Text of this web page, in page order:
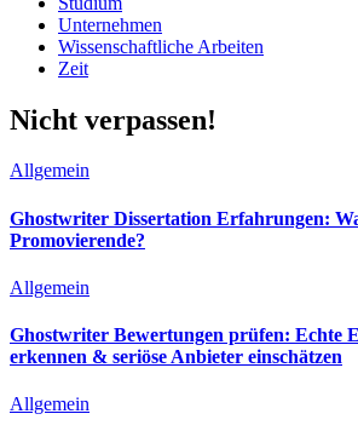
Unternehmen
Wissenschaftliche Arbeiten
Zeit
Nicht verpassen!
Allgemein
Ghostwriter Dissertation Erfahrungen:
Promovierende?
Allgemein
Ghostwriter Bewertungen prüfen: Echte
erkennen & seriöse Anbieter einschätzen
Allgemein